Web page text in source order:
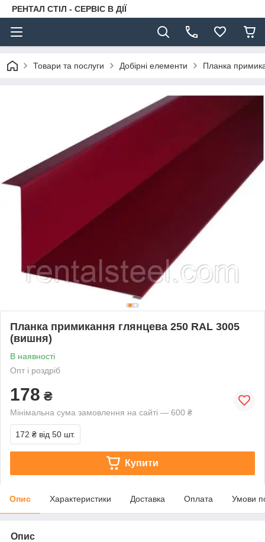
РЕНТАЛ СТІЛ - СЕРВІС В ДІЇ
Товари та послуги Добірні елементи Планка
Планка примикання глянцева 250 RAL 3005
(вишня)
В наявності
Опт і роздріб
178 ₴
Мінімальна сума замовлення на сайті — 600 ₴
172 ₴ від 50 шт.
Купити
Опис Характеристики Доставка Оплата Умови
Опис